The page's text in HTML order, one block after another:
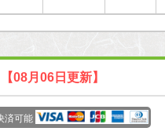
【08月06日更新】
済可能